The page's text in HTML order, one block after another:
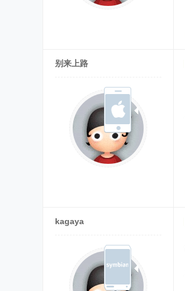
别来上路
kagaya